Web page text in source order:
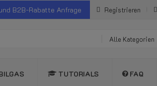
B2B-Rabatte Anfrage Registrieren
Alle Kategorien
TUTORIALS FAQ